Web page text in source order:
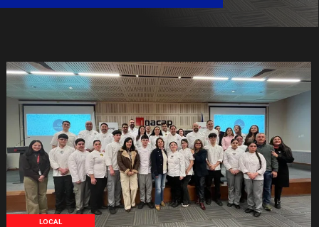
LOCAL